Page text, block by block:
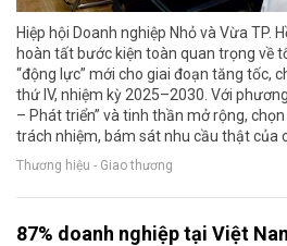
Hiệp hội Doanh nghiệp Nhỏ và Vừa TP.
hoàn tất bước kiện toàn quan trọng về
“động lực” mới cho giai đoạn tăng tốc,
thứ IV, nhiệm kỳ 2025–2030. Với
– Phát triển” và tinh thần mở rộng,
trách nhiệm, bám sát nhu cầu thật của
Thương hiệu - Giao thương
87% doanh nghiệp tại Việt